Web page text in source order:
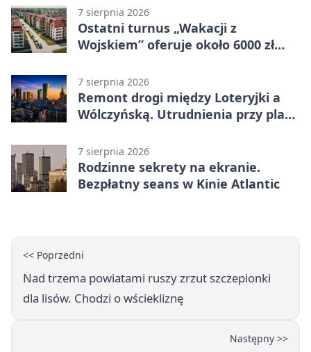
7 sierpnia 2026
Ostatni turnus „Wakacji z
Wojskiem” oferuje około 6000 zł
7 sierpnia 2026
Remont drogi między Loteryjki a
Wólczyńską. Utrudnienia przy placu
7 sierpnia 2026
Rodzinne sekrety na ekranie.
Bezpłatny seans w Kinie Atlantic
<< Poprzedni
Nad trzema powiatami ruszy zrzut szczepionki
dla lisów. Chodzi o wściekliznę
Następny >>